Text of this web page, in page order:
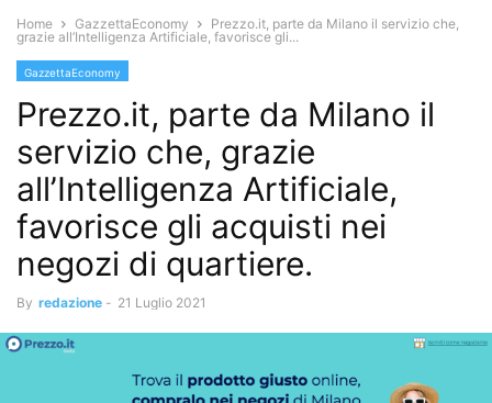
Home GazzettaEconomy
Prezzo.it, parte da Milano il servizio che,
grazie all’Intelligenza Artificiale, favorisce gli...
GazzettaEconomy
Prezzo.it, parte da Milano il
servizio che, grazie
all’Intelligenza Artificiale,
favorisce gli acquisti nei
negozi di quartiere.
By redazione - 21 Luglio 2021